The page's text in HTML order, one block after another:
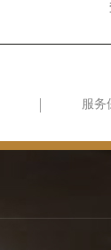
服务